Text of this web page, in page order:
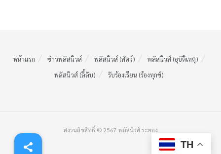
หน้าแรก ข่าวพลัสนิวส์ พลัสนิวส์ (สัตว์)
พลัสนิวส์ (อุบัติเหตุ)
พลัสนิวส์ (ลี้ลับ)
รับร้องเรียน (ร้องทุกข์)
สงวนลิขสิทธิ์ © 2567 พลัสนิวส์ ระยอง
TH